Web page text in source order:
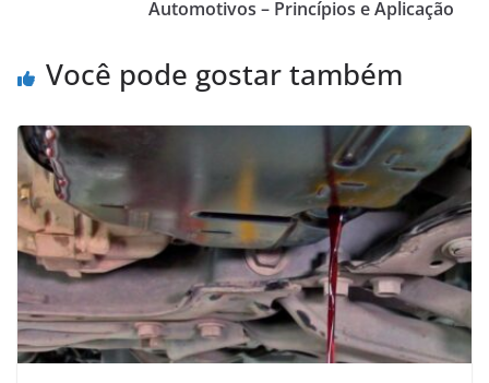
Automotivos – Princípios e Aplicação
Você pode gostar também